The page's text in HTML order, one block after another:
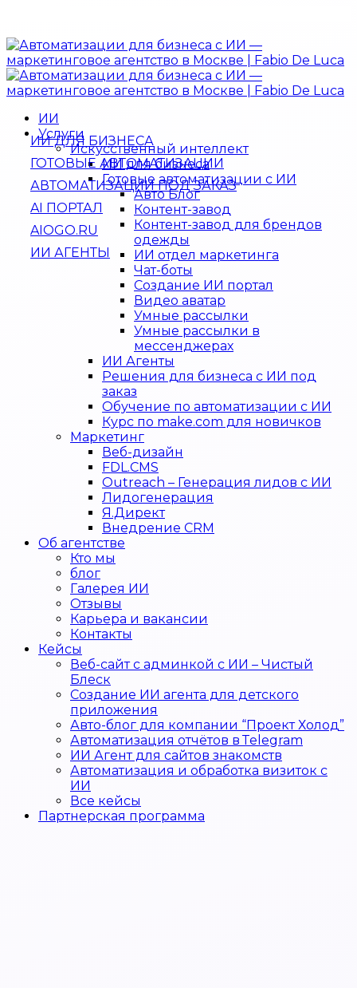
ИИ
ИИ ДЛЯ БИЗНЕСА
ГОТОВЫЕ АВТОМАТИЗАЦИИ
АВТОМАТИЗАЦИИ ПОД ЗАКАЗ
AI ПОРТАЛ
AIOGO.RU
ИИ АГЕНТЫ
Услуги
Искусственный интеллект
ИИ для бизнеса
Готовые автоматизации с ИИ
Авто Блог
Контент-завод
Контент-завод для брендов
одежды
ИИ отдел маркетинга
Чат-боты
Создание ИИ портал
Видео аватар
Умные рассылки
Умные рассылки в
мессенджерах
ИИ Агенты
Решения для бизнеса с ИИ под
заказ
Обучение по автоматизации с ИИ
Курс по make.com для новичков
Маркетинг
Веб-дизайн
FDL.CMS
Outreach – Генерация лидов с ИИ
Лидогенерация
Я.Директ
Внедрение CRM
Об агентстве
Кто мы
блог
Галерея ИИ
Отзывы
Карьера и вакансии
Контакты
Кейсы
Веб-сайт с админкой с ИИ – Чистый
Блеск
Создание ИИ агента для детского
приложения
Авто-блог для компании “Проект Холод”
Автоматизация отчётов в Telegram
ИИ Агент для сайтов знакомств
Автоматизация и обработка визиток с
ИИ
Все кейсы
Партнерская программа